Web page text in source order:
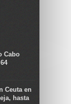
Cabo
Ceuta en
hasta